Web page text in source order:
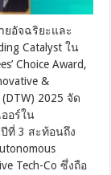
ยอัจฉริยะและ
Catalyst ใน
Choice Award,
&
2025 จัด
อร์ใน
ที่ 3 สะท้อนถึง
Tech-Co ซึ่งถือ